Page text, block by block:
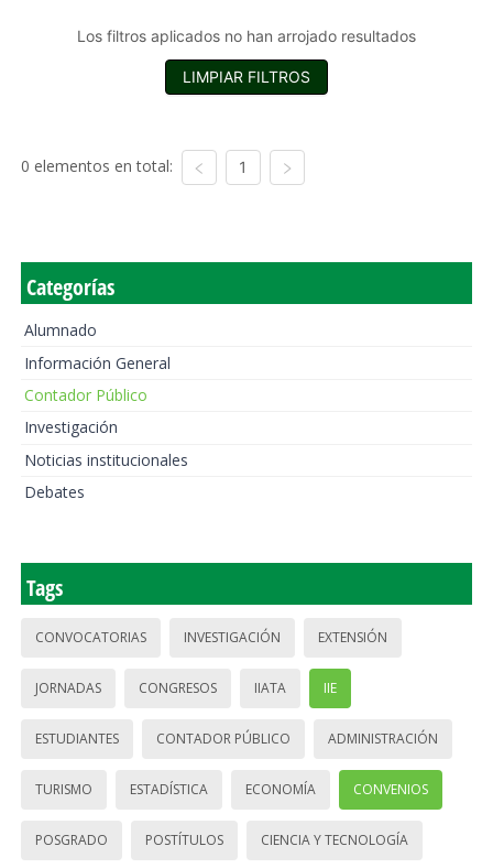
Los filtros aplicados no han arrojado resultados
LIMPIAR FILTROS
0 elementos en total: 1
Categorías
Alumnado
Información General
Contador Público
Investigación
Noticias institucionales
Debates
Tags
CONVOCATORIAS INVESTIGACIÓN EXTENSIÓN
JORNADAS CONGRESOS IIATA IIE
ESTUDIANTES CONTADOR PÚBLICO ADMINISTRACIÓN
TURISMO ESTADÍSTICA ECONOMÍA CONVENIOS
POSGRADO POSTÍTULOS CIENCIA Y TECNOLOGÍA